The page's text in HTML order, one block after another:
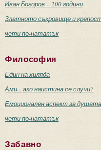
Иван Богоров – 200 години
Златното съкровище и
чети по-нататък
Философия
Един на хиляда
Ами... ако наистина се случи?
Емоционален аспект за душата
чети по-нататък
Забавно